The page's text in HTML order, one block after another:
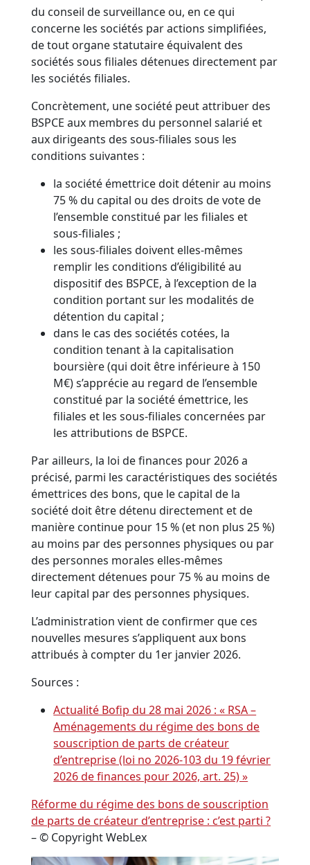
du conseil de surveillance ou, en ce qui
concerne les sociétés par actions simplifiées,
de tout organe statutaire équivalent des
sociétés sous filiales détenues directement par
les sociétés filiales.
Concrètement, une société peut attribuer des
BSPCE aux membres du personnel salarié et
aux dirigeants des sous-filiales sous les
conditions suivantes :
la société émettrice doit détenir au moins
75 % du capital ou des droits de vote de
l’ensemble constitué par les filiales et
sous-filiales ;
les sous-filiales doivent elles-mêmes
remplir les conditions d’éligibilité au
dispositif des BSPCE, à l’exception de la
condition portant sur les modalités de
détention du capital ;
dans le cas des sociétés cotées, la
condition tenant à la capitalisation
boursière (qui doit être inférieure à 150
M€) s’apprécie au regard de l’ensemble
constitué par la société émettrice, les
filiales et les sous-filiales concernées par
les attributions de BSPCE.
Par ailleurs, la loi de finances pour 2026 a
précisé, parmi les caractéristiques des sociétés
émettrices des bons, que le capital de la
société doit être détenu directement et de
manière continue pour 15 % (et non plus 25 %)
au moins par des personnes physiques ou par
des personnes morales elles-mêmes
directement détenues pour 75 % au moins de
leur capital par des personnes physiques.
L’administration vient de confirmer que ces
nouvelles mesures s’appliquent aux bons
attribués à compter du 1er janvier 2026.
Sources :
Actualité Bofip du 28 mai 2026 : « RSA –
Aménagements du régime des bons de
souscription de parts de créateur
d’entreprise (loi no 2026-103 du 19 février
2026 de finances pour 2026, art. 25) »
Réforme du régime des bons de souscription
de parts de créateur d’entreprise : c’est parti ?
– © Copyright WebLex